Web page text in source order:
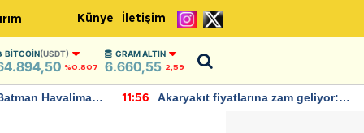
Künye İletişim
BITCOIN(USDT)
%0.807
GRAM ALTIN
6.660,55 2,59
Havalimanı
11:56
Akaryakıt fiyatlarına zam geliyor: